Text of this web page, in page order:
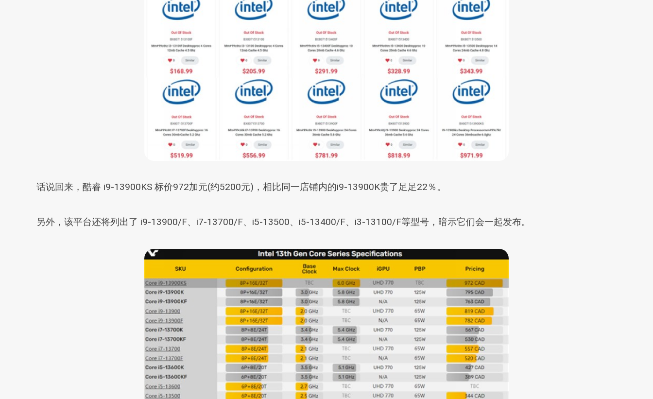
话说回来，酷睿 i9-13900KS 标价972加元(约5200元)，相比同一店铺内的i9-13900K贵了足足22％。
另外，该平台还将列出了 i9-13900/F、i7-13700/F、i5-13500、i5-13400/F、i3-13100/F等型号，暗示它们会一起发布。